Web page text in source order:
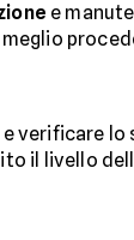
e
lo
il livello